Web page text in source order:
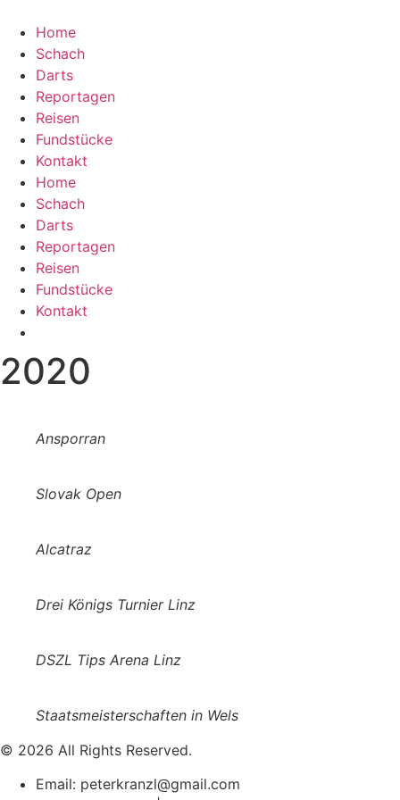
Home
Schach
Darts
Reportagen
Reisen
Fundstücke
Kontakt
Home
Schach
Darts
Reportagen
Reisen
Fundstücke
Kontakt
2020
Ansporran
Slovak Open
Alcatraz
Drei Königs Turnier Linz
DSZL Tips Arena Linz
Staatsmeisterschaften in Wels
© 2026 All Rights Reserved.
Email: peterkranzl@gmail.com